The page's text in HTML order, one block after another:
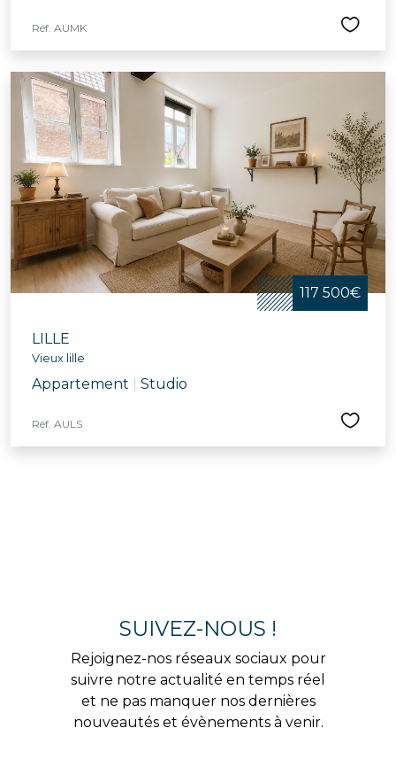
Réf. AUMK
117 500€
LILLE
Vieux lille
Appartement Studio
Réf. AULS
SUIVEZ-NOUS !
Rejoignez-nos réseaux sociaux pour
suivre notre actualité en temps réel
et ne pas manquer nos dernières
nouveautés et évènements à venir.